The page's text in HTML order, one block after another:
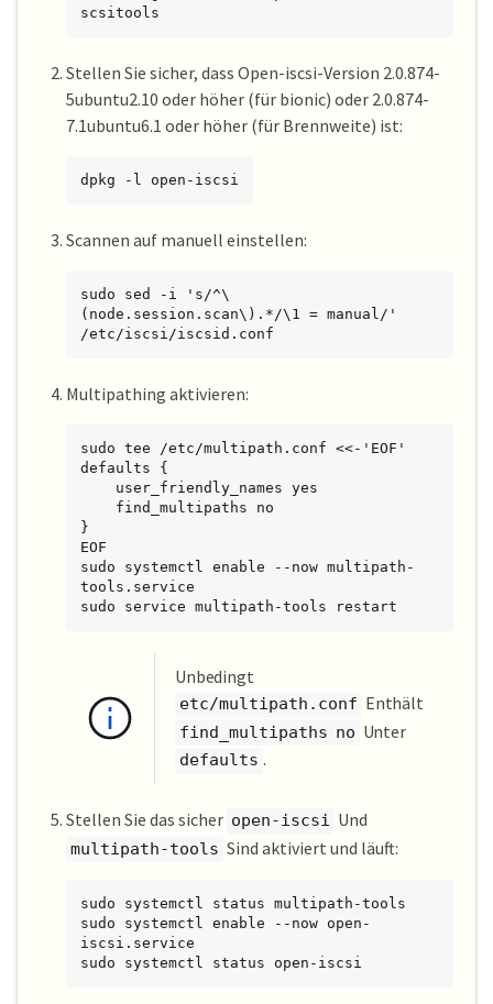
scsitools
Stellen Sie sicher, dass Open-iscsi-Version 2.0.874-
5ubuntu2.10 oder höher (für bionic) oder 2.0.874-
7.1ubuntu6.1 oder höher (für Brennweite) ist:
dpkg -l open-iscsi
Scannen auf manuell einstellen:
sudo sed -i 's/^\
(node.session.scan\).*/\1 = manual/'
/etc/iscsi/iscsid.conf
Multipathing aktivieren:
sudo tee /etc/multipath.conf <<-'EOF'
defaults {
}
EOF
sudo systemctl enable --now multipath-
tools.service
sudo service multipath-tools restart
Unbedingt
etc/multipath.conf Enthält
find_multipaths no Unter
defaults .
Stellen Sie das sicher open-iscsi Und
multipath-tools Sind aktiviert und läuft:
sudo systemctl status multipath-tools
sudo systemctl enable --now open-
iscsi.service
sudo systemctl status open-iscsi